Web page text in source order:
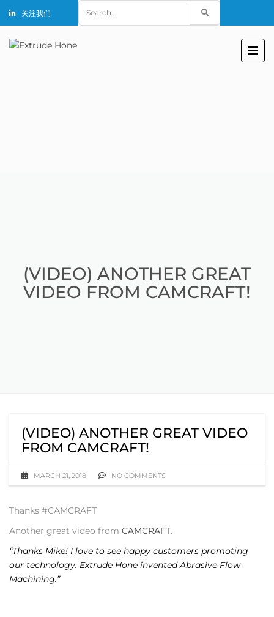
关注我们
for:
(VIDEO) ANOTHER GREAT
VIDEO FROM CAMCRAFT!
(VIDEO) ANOTHER GREAT VIDEO
FROM CAMCRAFT!
MARCH 21, 2018 NO COMMENTS
Thanks #CAMCRAFT
Another great video from CAMCRAFT.
“Thanks Mike! I love to see happy customers promoting
our technology. Extrude Hone invented Abrasive Flow
Machining.”